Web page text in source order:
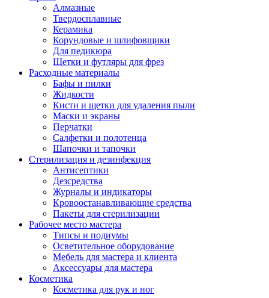
Алмазные
Твердосплавные
Керамика
Корундовые и шлифовщики
Для педикюра
Щетки и футляры для фрез
Расходные материалы
Бафы и пилки
Жидкости
Кисти и щетки для удаления пыли
Маски и экраны
Перчатки
Салфетки и полотенца
Шапочки и тапочки
Стерилизация и дезинфекция
Антисептики
Дезсредства
Журналы и индикаторы
Кровоостанавливающие средства
Пакеты для стерилизации
Рабочее место мастера
Типсы и подиумы
Осветительное оборудование
Мебель для мастера и клиента
Аксессуары для мастера
Косметика
Косметика для рук и ног